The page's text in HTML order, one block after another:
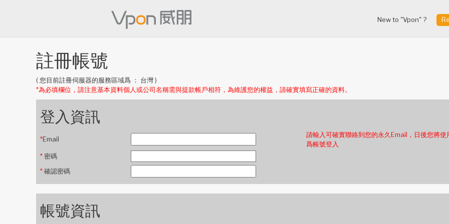
New to "Vpon" ?
註冊帳號
( 您目前註冊伺服器的服務區域爲 ： 台灣 )
*為必填欄位，請注意基本資料個人或公司名稱需與提款帳戶相符，為維護您的權益，請確實填寫正確的資料。
登入資訊
*Email
請輸入可確實聯絡到您的永久Email，日後您將使
爲帳號登入
* 密碼
*確認密碼
帳號資訊